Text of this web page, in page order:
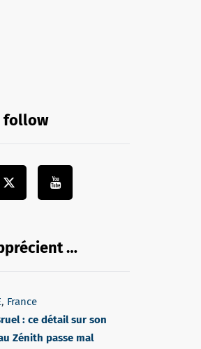
follow
…
, France
: ce détail sur son
Zénith passe mal